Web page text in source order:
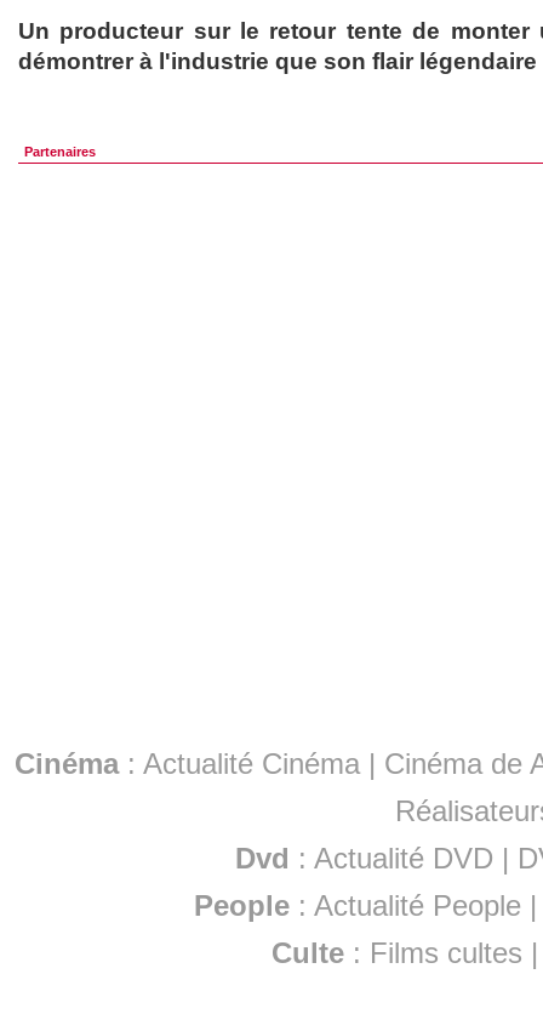
Un producteur sur le retour tente de monter
démontrer à l'industrie que son flair
Partenaires
Cinéma: Actualité Cinéma | Cinéma de
Dvd : Actualité DVD |
People :Actualité People
Culte : Films cultes